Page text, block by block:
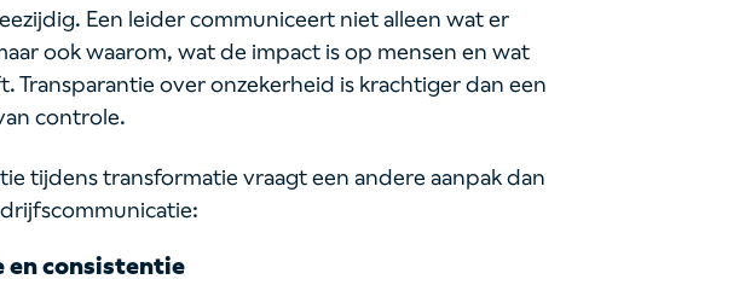
Een leider communiceert niet alleen wat er
ook waarom, wat de impact is op mensen en wat
Transparantie over onzekerheid is krachtiger dan een
controle.
tijdens transformatie vraagt een andere aanpak dan
en consistentie